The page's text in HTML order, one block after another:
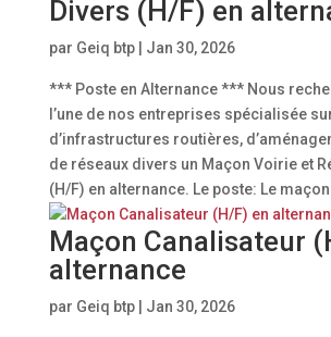
Divers (H/F) en
par Geiq btp| Jan 30, 2026
*** Poste en Alternance *** Nous
l’une de nos entreprises spécialisée
d’infrastructures routières,
de réseaux divers un Maçon Voirie et
(H/F) en alternance. Le poste: Le
Maçon Canalisateur
alternance
par Geiq btp| Jan 30, 2026